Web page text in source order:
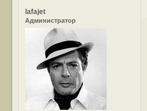
lafajet
Администратор